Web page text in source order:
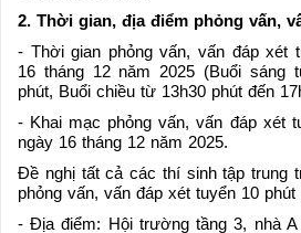
2. Thời gian, địa điểm phỏng vấn,
- Thời gian phỏng vấn, vấn đáp xét
16 tháng 12 năm 2025 (Buổi sáng
phút, Buổi chiều từ 13h30 phút đến
- Khai mạc phỏng vấn, vấn đáp xét
ngày 16 tháng 12 năm 2025.
Đề nghị tất cả các thí sinh tập trung
phỏng vấn, vấn đáp xét tuyển 10 phút
- Địa điểm: Hội trường tầng 3, nhà